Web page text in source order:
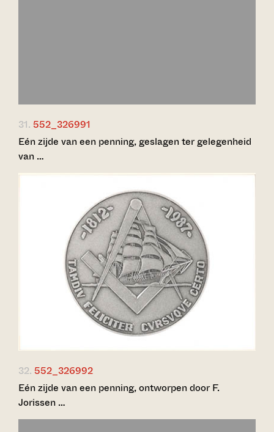
31. 552_326991
Eén zijde van een penning, geslagen ter gelegenheid
van …
32. 552_326992
Eén zijde van een penning, ontworpen door F.
Jorissen …